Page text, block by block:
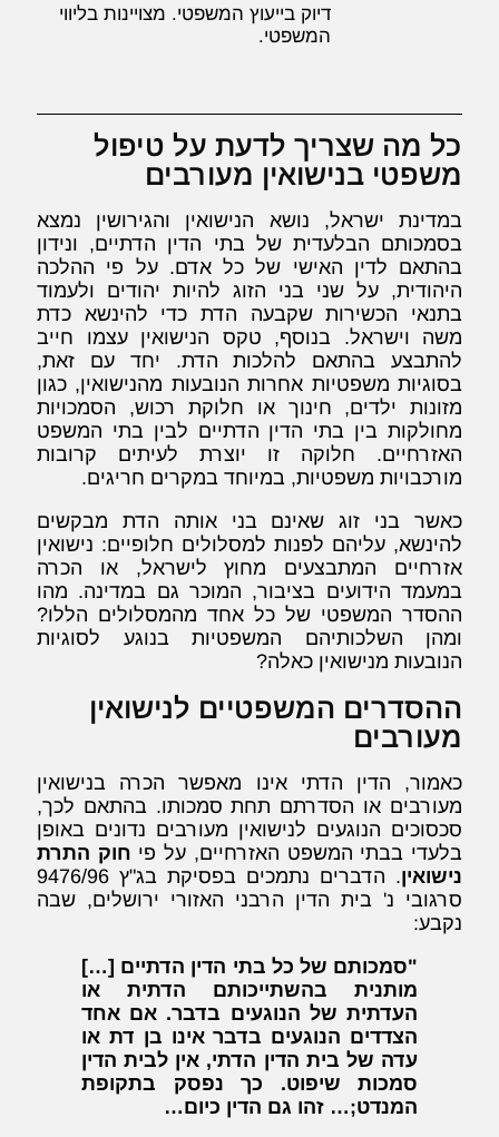
דיוק בייעוץ המשפטי. מצויינות בליווי
המשפטי.
כל מה שצריך לדעת על טיפול
משפטי בנישואין מעורבים
במדינת ישראל, נושא הנישואין והגירושין נמצא
בסמכותם הבלעדית של בתי הדין הדתיים, ונידון
בהתאם לדין האישי של כל אדם. על פי ההלכה
היהודית, על שני בני הזוג להיות יהודים ולעמוד
בתנאי הכשירות שקבעה הדת כדי להינשא כדת
משה וישראל. בנוסף, טקס הנישואין עצמו חייב
להתבצע בהתאם להלכות הדת. יחד עם זאת,
בסוגיות משפטיות אחרות הנובעות מהנישואין, כגון
מזונות ילדים, חינוך או חלוקת רכוש, הסמכויות
מחולקות בין בתי הדין הדתיים לבין בתי המשפט
האזרחיים. חלוקה זו יוצרת לעיתים קרובות
מורכבויות משפטיות, במיוחד במקרים חריגים.
כאשר בני זוג שאינם בני אותה הדת מבקשים
להינשא, עליהם לפנות למסלולים חלופיים: נישואין
אזרחיים המתבצעים מחוץ לישראל, או הכרה
במעמד הידועים בציבור, המוכר גם במדינה. מהו
ההסדר המשפטי של כל אחד מהמסלולים הללו?
ומהן השלכותיהם המשפטיות בנוגע לסוגיות
הנובעות מנישואין כאלה?
ההסדרים המשפטיים לנישואין
מעורבים
כאמור, הדין הדתי אינו מאפשר הכרה בנישואין
מעורבים או הסדרתם תחת סמכותו. בהתאם לכך,
סכסוכים הנוגעים לנישואין מעורבים נדונים באופן
בלעדי בבתי המשפט האזרחיים, על פי חוק התרת
נישואין
. הדברים נתמכים בפסיקת בג"ץ 9476/96
סרגובי נ' בית הדין הרבני האזורי ירושלים, שבה
נקבע:
"סמכותם של כל בתי הדין הדתיים […]
מותנית בהשתייכותם הדתית או
העדתית של הנוגעים בדבר. אם אחד
הצדדים הנוגעים בדבר אינו בן דת או
עדה של בית הדין הדתי, אין לבית הדין
סמכות שיפוט. כך נפסק בתקופת
המנדט;… זהו גם הדין כיום…